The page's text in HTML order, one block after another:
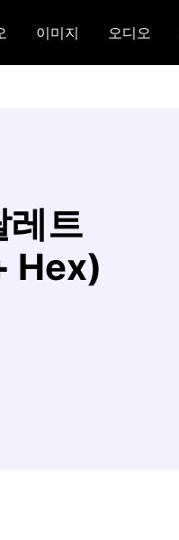
이미지 오디오
레트
Hex)